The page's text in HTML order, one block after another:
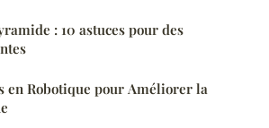
: 10 astuces pour des
en Robotique pour Améliorer la